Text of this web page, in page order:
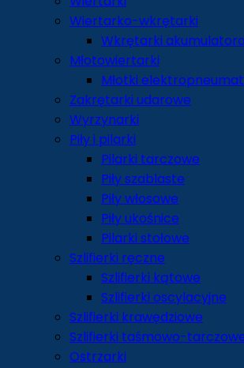
Wiertarko-wkrętarki
Wkrętarki
Młotowiertarki
Młotki
Zakrętarki udarowe
Wyrzynarki
Piły i pilarki
Pilarki tarczowe
Piły szablaste
Piły włosowe
Piły ukośnice
Pilarki stołowe
Szlifierki ręczne
Szlifierki kątowe
Szlifierki oscylacyjne
Szlifierki krawędziowe
Szlifierki taśmowo-
Ostrzarki